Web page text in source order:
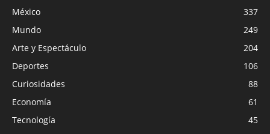
México
337
Mundo
249
Arte y Espectáculo
204
Deportes
106
Curiosidades
88
Economía
61
Tecnología
45